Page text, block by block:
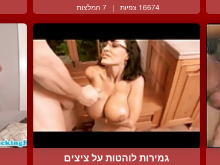
16674 צפיות | 7 המלצות
גמירות לוהטות על ציצים